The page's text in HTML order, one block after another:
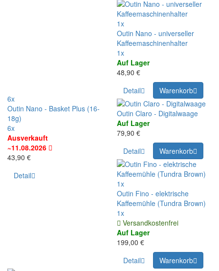
6x
Outin Nano - Basket Plus (16-
18g)
6x
Ausverkauft
~11.08.2026
43,90 €
Detail
1x
Outin Nano - universeller
Kaffeemaschinenhalter
1x
Auf Lager
48,90 €
Detail
Warenkorb
Outin Claro - Digitalwaage
Auf Lager
79,90 €
Detail
Warenkorb
1x
Outin Fino - elektrische
Kaffeemühle (Tundra Brown)
1x
Versandkostenfrei
Auf Lager
199,00 €
Detail
Warenkorb